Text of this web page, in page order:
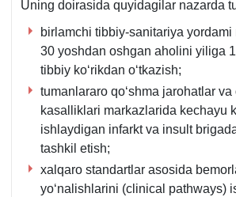
Uning doirasida quyidagilar nazarda
birlamchi tibbiy-sanitariya
30 yoshdan oshgan aholini yiliga
tibbiy koʻrikdan oʻtkazish;
tumanlararo qoʻshma jarohatlar va
kasalliklari markazlarida kechayu
ishlaydigan infarkt va insult
tashkil etish;
хalqaro standartlar asosida
yoʻnalishlarini (clinical pathways)